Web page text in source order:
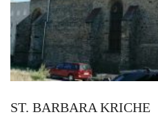
ST. BARBARA KRICHE